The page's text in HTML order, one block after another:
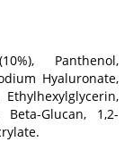
Panthenol,
Hyaluronate,
Glucan, 1,2-